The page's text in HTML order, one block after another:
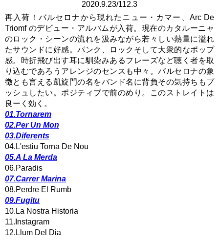
2020.9.23/112.3
再入荷！バルセロナから現れたニュー・カマー、Arc De
Triomf のデビュー・アルバムが入荷。現在のカタルーニャ
のロック・シーンの流れを汲みながら若々しい熱量に溢れ
たサウンドに好感。パンク、ロックそして大衆的なポップ
感。時折飛び出す耳に馴染みあるフレーズなど聴く者を取
り込むであろうアレンジのセンスも中々。バルセロナの象
徴とも言える凱旋門の名をバンド名に背負その気持ちもプ
ッシュしたい。ポジティブで前のめり。このストレイトは
良ーく効く。
01.Tornarem
02.Per Un Mon
03.Diferents
04.L'estiu Torna De Nou
05.A La Merda
06.Paradis
07.Carrer Marina
08.Perdre El Rumb
09.Fugitu
10.La Nostra Historia
11.Instagram
12.Llum Del Dia